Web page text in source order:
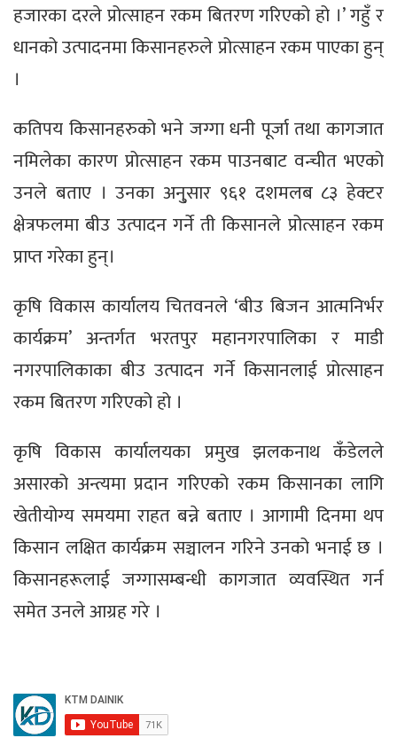
हजारका दरले प्रोत्साहन रकम बितरण गरिएको हो ।’ गहुँ र
धानको उत्पादनमा किसानहरुले प्रोत्साहन रकम पाएका हुन्
।
कतिपय किसानहरुको भने जग्गा धनी पूर्जा तथा कागजात
नमिलेका कारण प्रोत्साहन रकम पाउनबाट वन्चीत भएको
उनले बताए । उनका अनु्सार ९६१ दशमलब ८३ हेक्टर
क्षेत्रफलमा बीउ उत्पादन गर्ने ती किसानले प्रोत्साहन रकम
प्राप्त गरेका हुन्।
कृषि विकास कार्यालय चितवनले ‘बीउ बिजन आत्मनिर्भर
कार्यक्रम’ अन्तर्गत भरतपुर महानगरपालिका र माडी
नगरपालिकाका बीउ उत्पादन गर्ने किसानलाई प्रोत्साहन
रकम बितरण गरिएको हो ।
कृषि विकास कार्यालयका प्रमुख झलकनाथ कँडेलले
असारको अन्त्यमा प्रदान गरिएको रकम किसानका लागि
खेतीयोग्य समयमा राहत बन्ने बताए । आगामी दिनमा थप
किसान लक्षित कार्यक्रम सञ्चालन गरिने उनको भनाई छ ।
किसानहरूलाई जग्गासम्बन्धी कागजात व्यवस्थित गर्न
समेत उनले आग्रह गरे ।